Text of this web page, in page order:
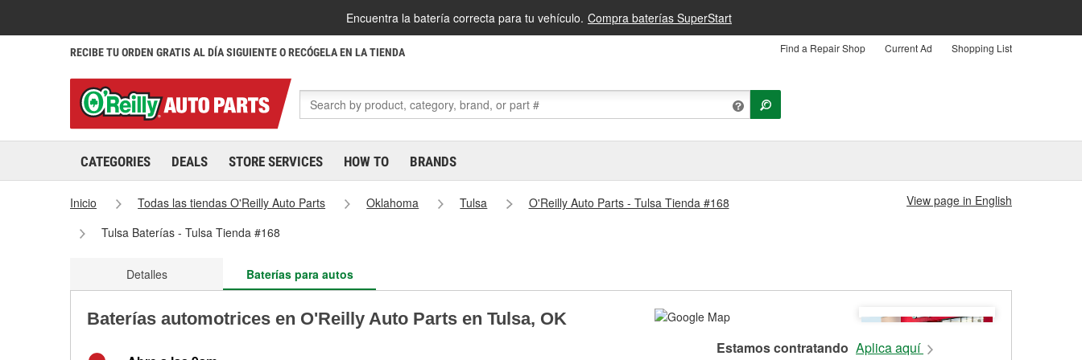
Encuentra la batería correcta para tu vehículo. Compra baterías SuperStart
RECIBE TU ORDEN GRATIS AL DÍA SIGUIENTE O RECÓGELA EN LA TIENDA Find a Repair Shop Current Ad Shopping List
CATEGORIES DEALS STORE SERVICES HOW TO BRANDS
Inicio Todas las tiendas O'Reilly Auto Parts Oklahoma Tulsa
O'Reilly Auto Parts - Tulsa Tienda #168
Tulsa Baterías - Tulsa Tienda #168
View page in English
Detalles Baterías para autos
Baterías automotrices en O'Reilly Auto Parts en Tulsa, OK
Estamos contratando Aplica aquí